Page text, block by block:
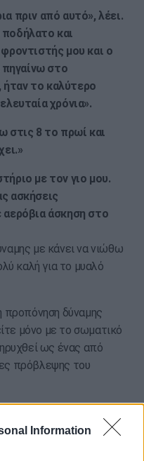
Information
πριν από αυτό», λέει.
και
μου και ο
πηγαίνω στο
ήταν το καλύτερο
χρόνια».
στις 8 το πρωί και
με τον γιο μου.
ασκήσεις
άσκηση στο
με κάνει να νιώθω
καλή για το μυαλό
δύναμης
μόνο με το σωματικό
ως ένας από
πρόβλεψης του
με αυξημένο